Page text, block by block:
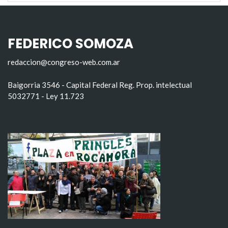
FEDERICO SOMOZA
redaccion@congreso-web.com.ar
Baigorria 3546 - Capital Federal Reg. Prop. intelectual
5032771 - Ley 11.723